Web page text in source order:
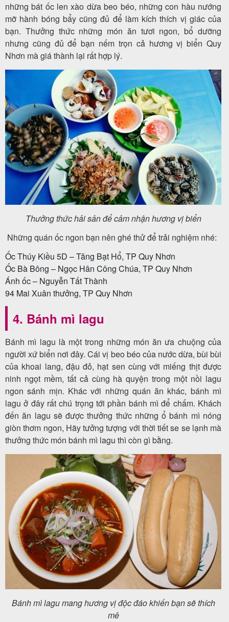
những bát ốc len xào dừa beo béo, những con hàu nướng
mỡ hành bóng bẩy cũng đủ để làm kích thích vị giác của
bạn. Thưởng thức những món ăn tươi ngon, bổ dưỡng
nhưng cũng đủ để bạn nếm trọn cả hương vị biển Quy
Nhơn mà giá thành lại rất hợp lý.
Thưởng thức hải sản để cảm nhận hương vị biển
Những quán ốc ngon bạn nên ghé thử để trải nghiệm nhé:
Ốc Thúy Kiều 5D – Tăng Bạt Hổ, TP Quy Nhơn
Ốc Bà Bông – Ngọc Hân Công Chúa, TP Quy Nhơn
Ánh ốc – Nguyễn Tất Thành
94 Mai Xuân thưởng, TP Quy Nhơn
4. Bánh mì lagu
Bánh mì lagu là một trong những món ăn ưa chuộng của
người xứ biển nơi đây. Cái vị beo béo của nước dừa, bùi bùi
của khoai lang, đậu đỏ, hạt sen cùng với miếng thịt được
ninh ngọt mềm, tất cả cùng hà quyện trong một nồi lagu
ngon sánh mịn. Khác với những quán ăn khác, bánh mì
lagu ở đây rất chú trọng tới phần bánh mì để chấm. Khách
đến ăn lagu sẽ được thưởng thức những ổ bánh mì nóng
giòn thơm ngon, Hãy tưởng tượng với thời tiết se se lạnh mà
thưởng thức món bánh mì lagu thì còn gì bằng.
Bánh mì lagu mang hương vị độc đáo khiến bạn sẽ thích
mê